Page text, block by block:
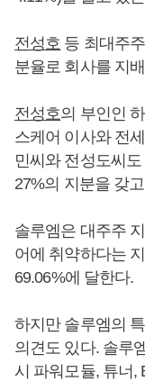
전성호 등 최대주
분율로 회사를 지
전성호의 부인인
스케어 이사와 전
민씨와 전성도씨도
27%의 지분을 갖
솔루엠은 대주주
어에 취약하다는
69.06%에 달한다.
하지만 솔루엠의
의견도 있다. 솔루
시 파워모듈, 튜너,